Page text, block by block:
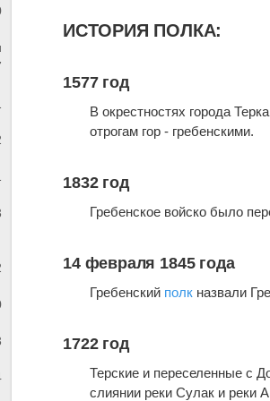
ИСТОРИЯ ПОЛКА:
1577 год
В окрестностях города
отрогам гор - гребенскими.
1832 год
Гребенское войско было
14 февраля 1845 года
Гребенский полк назвали
1722 год
Терские и переселенные с
слиянии реки Сулак и реки